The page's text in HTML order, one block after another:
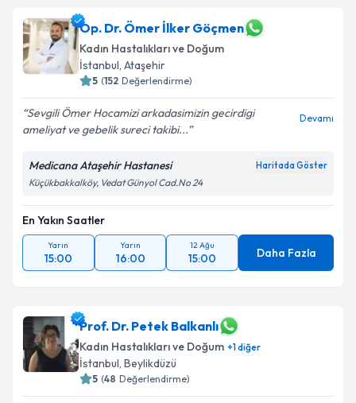
Op. Dr. Ömer İlker Göçmen
Kadın Hastalıkları ve Doğum
İstanbul, Ataşehir
5 (152 Değerlendirme)
Sevgili Ömer Hocamizi arkadasimizin gecirdigi
ameliyat ve gebelik sureci takibi...
Devamı
Medicana Ataşehir Hastanesi Haritada Göster
Küçükbakkalköy, Vedat Günyol Cad.No 24
En Yakın Saatler
Yarın
15:00
Yarın
16:00
12 Ağu
15:00 Daha Fazla
Prof. Dr. Petek Balkanlı
Kadın Hastalıkları ve Doğum +1diğer
İstanbul, Beylikdüzü
5 (48 Değerlendirme)